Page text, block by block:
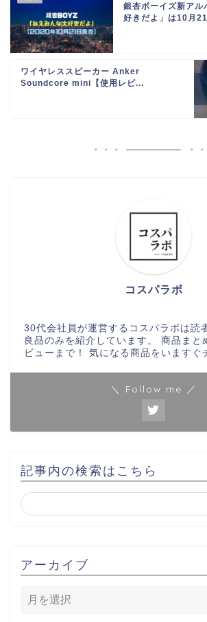
銀杏ボーイズ新アル
好きだよ」は10月
ワイヤレススピーカー Anker
Soundcore mini【使用レビ...
コスパラボ
30代会社員が運営するコスパラボは読
良品のみを紹介しています。 商品まと
ビューまで！ 気になる商品をいますぐ
＼ Follow me ／
記事内の検索はこちら
アーカイブ